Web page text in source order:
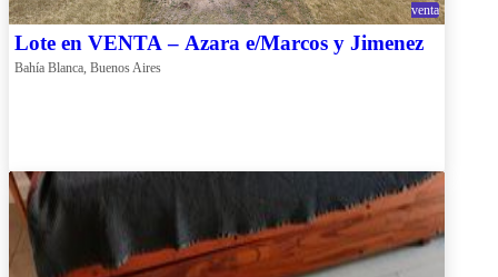
venta
Lote en VENTA – Azara e/Marcos y Jimenez
Bahía Blanca, Buenos Aires